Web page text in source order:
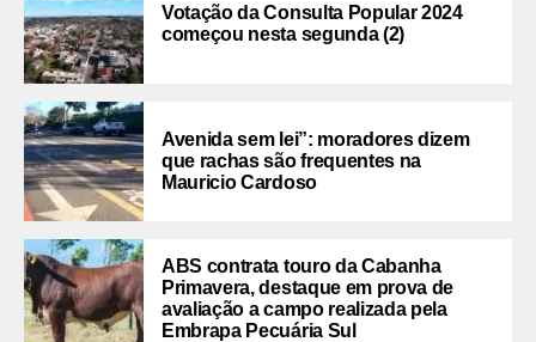
Votação da Consulta Popular 2024
começou nesta segunda (2)
Avenida sem lei”: moradores dizem
que rachas são frequentes na
Mauricio Cardoso
ABS contrata touro da Cabanha
Primavera, destaque em prova de
avaliação a campo realizada pela
Embrapa Pecuária Sul